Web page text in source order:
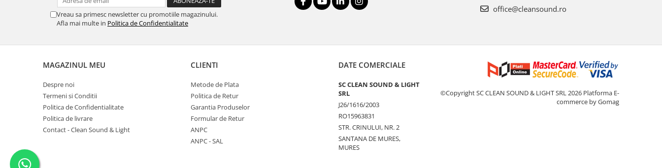
Vreau sa primesc newsletter cu promotiile magazinului.
Afla mai multe in Politica de Confidentialitate
office@cleansound.ro
MAGAZINUL MEU
Despre noi
Termeni si Conditii
Politica de Confidentialitate
Politica de livrare
Contact - Clean Sound & Light
CLIENTI
Metode de Plata
Politica de Retur
Garantia Produselor
Formular de Retur
ANPC
ANPC - SAL
DATE COMERCIALE
SC CLEAN SOUND & LIGHT
SRL
J26/1616/2003
RO15963831
STR. CRINULUI, NR. 2
SANTANA DE MURES,
MURES
©Copyright SC CLEAN SOUND & LIGHT SRL 2026 Platforma E-
commerce by Gomag